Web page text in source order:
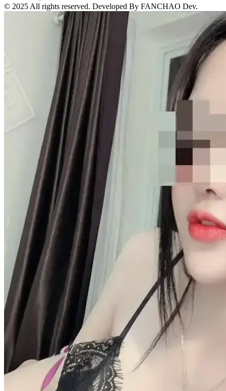
© 2025 All rights reserved. Developed By FANCHAO Dev.